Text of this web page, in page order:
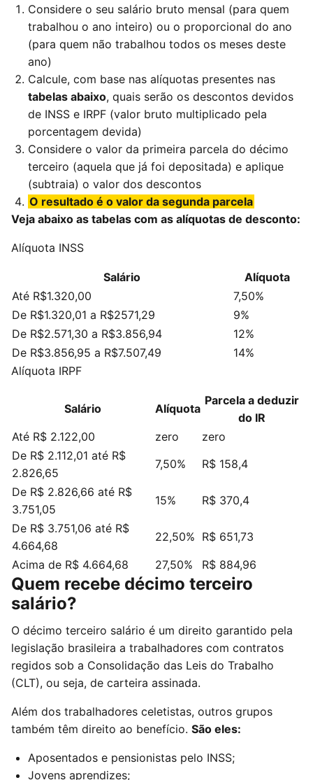
Considere o seu salário bruto mensal (para quem
trabalhou o ano inteiro) ou o proporcional do ano
(para quem não trabalhou todos os meses deste
ano)
Calcule, com base nas alíquotas presentes nas
tabelas abaixo, quais serão os descontos devidos
de INSS e IRPF (valor bruto multiplicado pela
porcentagem devida)
Considere o valor da primeira parcela do décimo
terceiro (aquela que já foi depositada) e aplique
(subtraia) o valor dos descontos
O resultado é o valor da segunda parcela
Veja abaixo as tabelas com as alíquotas de desconto:
Alíquota INSS
Salário
Alíquota
Até R$1.320,00
7,50%
De R$1.320,01 a R$2571,29
9%
De R$2.571,30 a R$3.856,94
12%
De R$3.856,95 a R$7.507,49
14%
Alíquota IRPF
Salário Alíquota
Parcela a deduzir
do IR
Até R$ 2.122,00
zero
zero
De R$ 2.112,01 até R$
2.826,65
7,50%
R$ 158,4
De R$ 2.826,66 até R$
3.751,05
15%
R$ 370,4
De R$ 3.751,06 até R$
4.664,68
22,50% R$ 651,73
Acima de R$ 4.664,68
27,50% R$ 884,96
Quem recebe décimo terceiro
salário?
O décimo terceiro salário é um direito garantido pela
legislação brasileira a trabalhadores com contratos
regidos sob a Consolidação das Leis do Trabalho
(CLT), ou seja, de carteira assinada.
Além dos trabalhadores celetistas, outros grupos
também têm direito ao benefício. São eles:
Aposentados e pensionistas pelo INSS;
Jovens aprendizes;